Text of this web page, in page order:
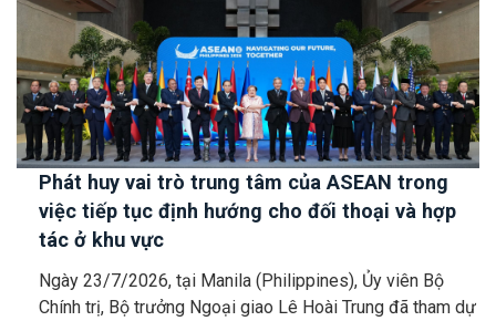
Phát huy vai trò trung tâm của ASEAN trong
việc tiếp tục định hướng cho đối thoại và hợp
tác ở khu vực
Ngày 23/7/2026, tại Manila (Philippines), Ủy viên Bộ
Chính trị, Bộ trưởng Ngoại giao Lê Hoài Trung đã tham dự